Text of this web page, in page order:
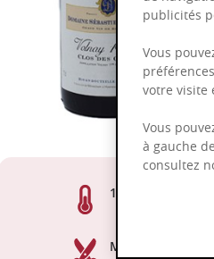
13,00%
Manuelle
publicités
Vous
votre visite
Vous
à gauche
consultez